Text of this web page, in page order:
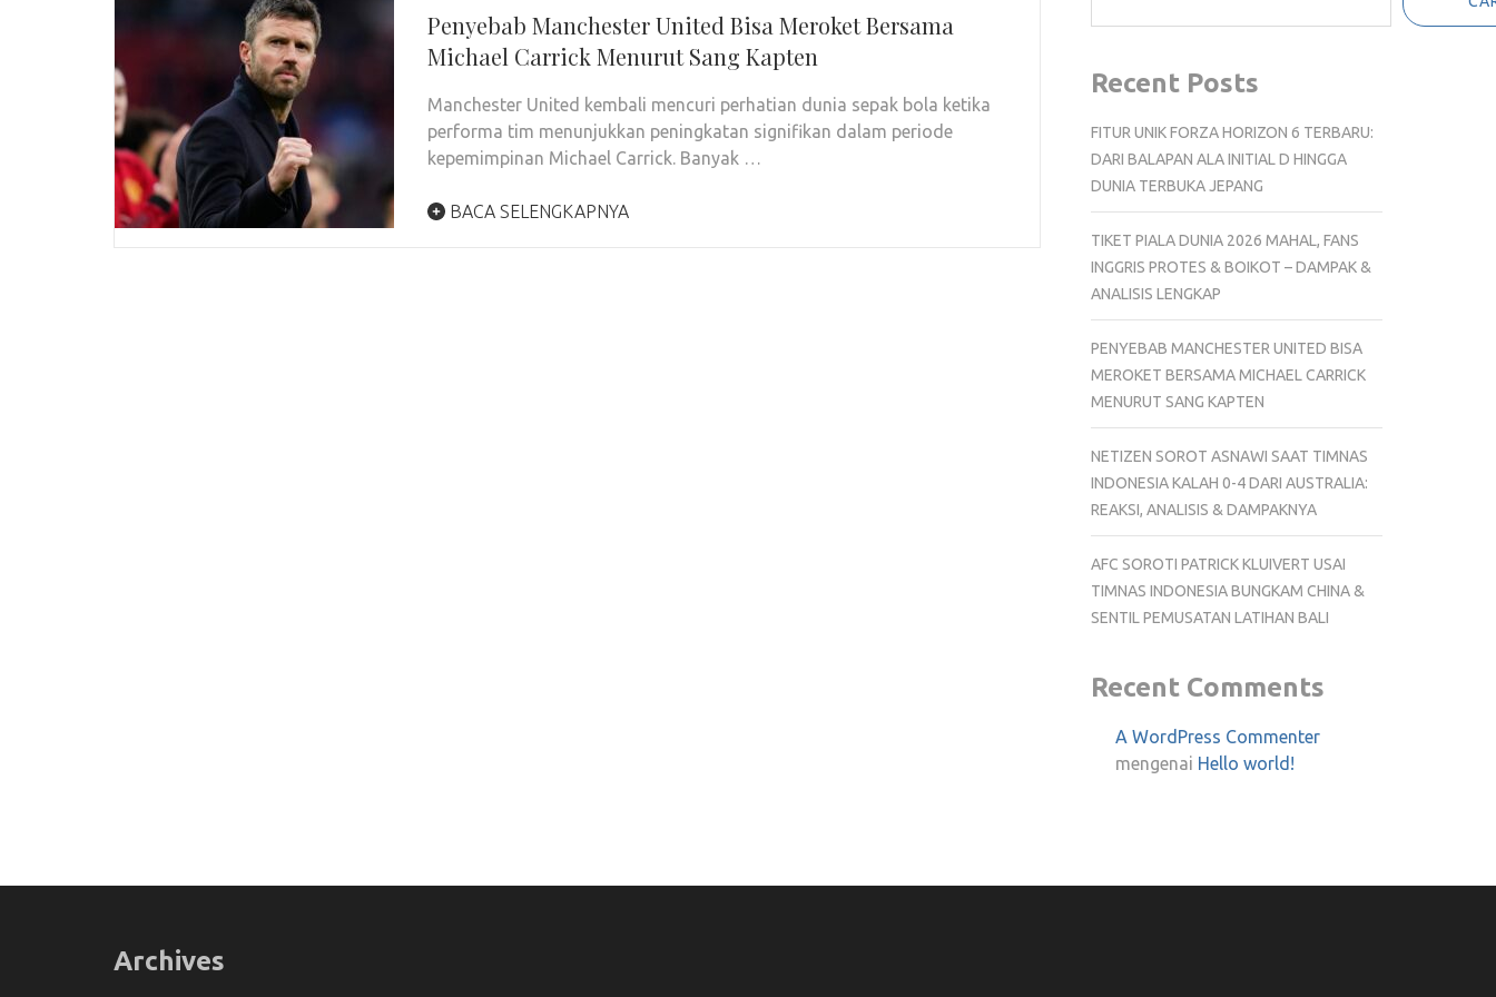
Penyebab Manchester United Bisa Meroket Bersama
Michael Carrick Menurut Sang Kapten
Manchester United kembali mencuri perhatian dunia sepak bola ketika
performa tim menunjukkan peningkatan signifikan dalam periode
kepemimpinan Michael Carrick. Banyak …
BACA SELENGKAPNYA
Recent Posts
FITUR UNIK FORZA HORIZON 6 TERBARU:
DARI BALAPAN ALA INITIAL D HINGGA
DUNIA TERBUKA JEPANG
TIKET PIALA DUNIA 2026 MAHAL, FANS
INGGRIS PROTES & BOIKOT – DAMPAK &
ANALISIS LENGKAP
PENYEBAB MANCHESTER UNITED BISA
MEROKET BERSAMA MICHAEL CARRICK
MENURUT SANG KAPTEN
NETIZEN SOROT ASNAWI SAAT TIMNAS
INDONESIA KALAH 0-4 DARI AUSTRALIA:
REAKSI, ANALISIS & DAMPAKNYA
AFC SOROTI PATRICK KLUIVERT USAI
TIMNAS INDONESIA BUNGKAM CHINA &
SENTIL PEMUSATAN LATIHAN BALI
Recent Comments
A WordPress Commenter
mengenai Hello world!
Archives